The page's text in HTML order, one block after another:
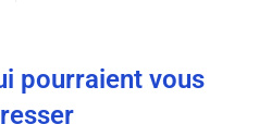
pourraient vous